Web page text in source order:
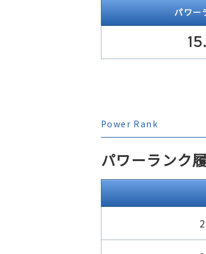
パワー
Power Rank
パワーランク